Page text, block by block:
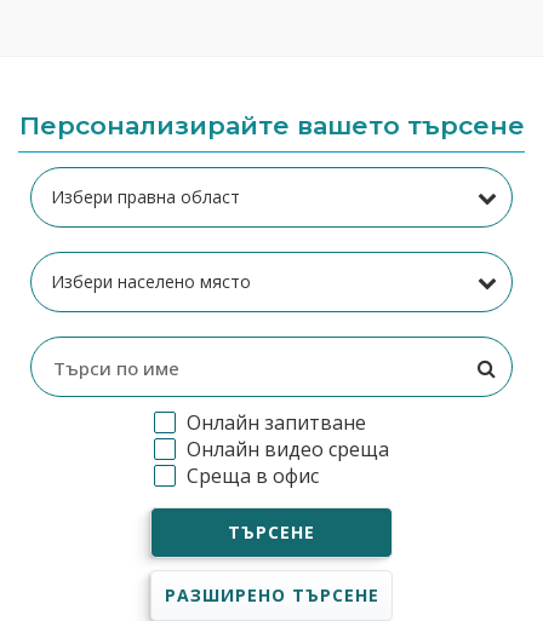
Персонализирайте вашето търсене
Онлайн запитване
Онлайн видео среща
Среща в офис
ТЪРСЕНЕ
РАЗШИРЕНО ТЪРСЕНЕ